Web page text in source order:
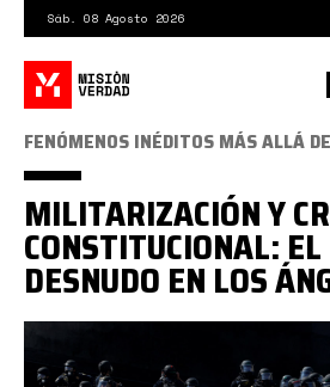
contenido
principal
Sáb. 08 Agosto 2026
Captura
desde
FENÓMENOS INÉDITOS MÁS ALLÁ
MILITARIZACIÓN Y
CONSTITUCIONAL:
DESNUDO EN LOS